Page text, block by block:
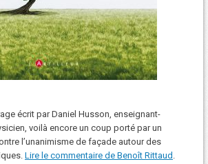
écrit par Daniel Husson, enseignant-
voilà encore un coup porté par un
l’unanimisme de façade autour des
Lire le commentaire de Benoît Rittaud .